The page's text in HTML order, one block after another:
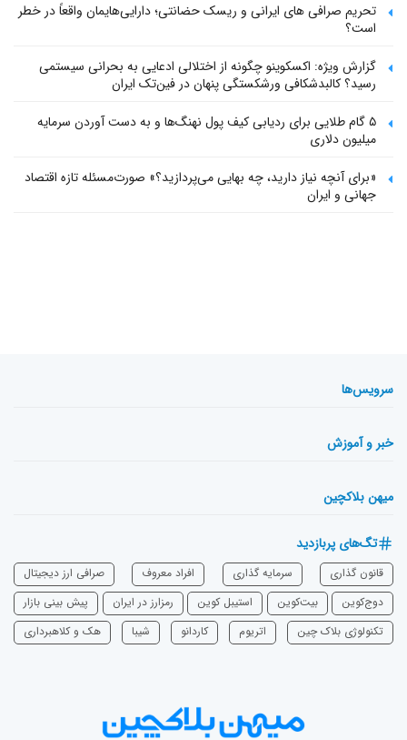
تحریم صرافی های ایرانی و ریسک حضانتی؛ دارایی‌هایمان واقعاً در خطر
است؟
گزارش ویژه: اکسکوینو چگونه از اختلالی ادعایی به بحرانی سیستمی
رسید؟ کالبدشکافی ورشکستگی پنهان در فین‌تک ایران
۵ گام طلایی برای ردیابی کیف پول‌ نهنگ‌ها و به دست آوردن سرمایه
میلیون دلاری
«برای آنچه نیاز دارید، چه بهایی می‌پردازید؟» صورت‌مسئله تازه اقتصاد
جهانی و ایران
سرویس‌ها
خبر و آموزش
میهن بلاکچین
تگ‌های پربازدید
قانون گذاری سرمایه‌ گذاری افراد معروف
صرافی ارز دیجیتال
دوج‌کوین
بیت‌کوین استیبل کوین رمزارز در ایران
پیش بینی بازار
تکنولوژی بلاک چین
اتریوم ‌کاردانو شیبا هک و کلاهبرداری